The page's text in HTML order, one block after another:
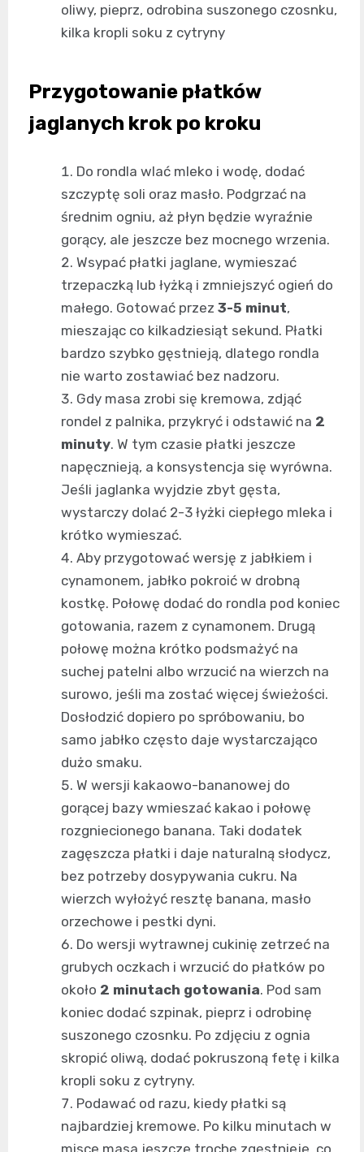
oliwy, pieprz, odrobina suszonego czosnku,
kilka kropli soku z cytryny
Przygotowanie płatków
jaglanych krok po kroku
Do rondla wlać mleko i wodę, dodać
szczyptę soli oraz masło. Podgrzać na
średnim ogniu, aż płyn będzie wyraźnie
gorący, ale jeszcze bez mocnego wrzenia.
Wsypać płatki jaglane, wymieszać
trzepaczką lub łyżką i zmniejszyć ogień do
małego. Gotować przez 3-5 minut,
mieszając co kilkadziesiąt sekund. Płatki
bardzo szybko gęstnieją, dlatego rondla
nie warto zostawiać bez nadzoru.
Gdy masa zrobi się kremowa, zdjąć
rondel z palnika, przykryć i odstawić na 2
minuty. W tym czasie płatki jeszcze
napęcznieją, a konsystencja się wyrówna.
Jeśli jaglanka wyjdzie zbyt gęsta,
wystarczy dolać 2-3 łyżki ciepłego mleka i
krótko wymieszać.
Aby przygotować wersję z jabłkiem i
cynamonem, jabłko pokroić w drobną
kostkę. Połowę dodać do rondla pod koniec
gotowania, razem z cynamonem. Drugą
połowę można krótko podsmażyć na
suchej patelni albo wrzucić na wierzch na
surowo, jeśli ma zostać więcej świeżości.
Dosłodzić dopiero po spróbowaniu, bo
samo jabłko często daje wystarczająco
dużo smaku.
W wersji kakaowo-bananowej do
gorącej bazy wmieszać kakao i połowę
rozgniecionego banana. Taki dodatek
zagęszcza płatki i daje naturalną słodycz,
bez potrzeby dosypywania cukru. Na
wierzch wyłożyć resztę banana, masło
orzechowe i pestki dyni.
Do wersji wytrawnej cukinię zetrzeć na
grubych oczkach i wrzucić do płatków po
około 2 minutach gotowania. Pod sam
koniec dodać szpinak, pieprz i odrobinę
suszonego czosnku. Po zdjęciu z ognia
skropić oliwą, dodać pokruszoną fetę i kilka
kropli soku z cytryny.
Podawać od razu, kiedy płatki są
najbardziej kremowe. Po kilku minutach w
misce masa jeszcze trochę zgęstnieje, co